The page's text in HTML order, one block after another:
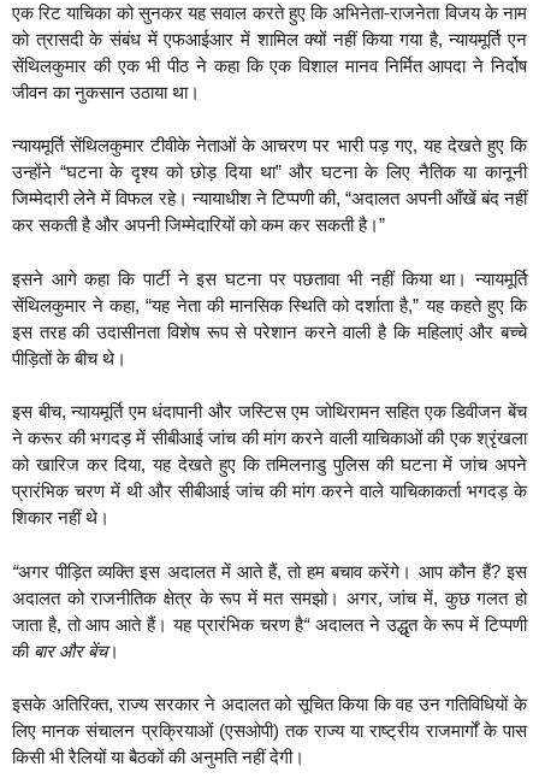
एक रिट याचिका को सुनकर यह सवाल करते हुए कि अभिनेता-राजनेता विजय के नाम
को त्रासदी के संबंध में एफआईआर में शामिल क्यों नहीं किया गया है, न्यायमूर्ति एन
सेंथिलकुमार की एक भी पीठ ने कहा कि एक विशाल मानव निर्मित आपदा ने निर्दोष
जीवन का नुकसान उठाया था।
न्यायमूर्ति सेंथिलकुमार टीवीके नेताओं के आचरण पर भारी पड़ गए, यह देखते हुए कि
उन्होंने “घटना के दृश्य को छोड़ दिया था” और घटना के लिए नैतिक या कानूनी
जिम्मेदारी लेने में विफल रहे। न्यायाधीश ने टिप्पणी की, “अदालत अपनी आँखें बंद नहीं
कर सकती है और अपनी जिम्मेदारियों को कम कर सकती है।”
इसने आगे कहा कि पार्टी ने इस घटना पर पछतावा भी नहीं किया था। न्यायमूर्ति
सेंथिलकुमार ने कहा, “यह नेता की मानसिक स्थिति को दर्शाता है,” यह कहते हुए कि
इस तरह की उदासीनता विशेष रूप से परेशान करने वाली है कि महिलाएं और बच्चे
पीड़ितों के बीच थे।
इस बीच, न्यायमूर्ति एम धंदापानी और जस्टिस एम जोथिरामन सहित एक डिवीजन बेंच
ने करूर की भगदड़ में सीबीआई जांच की मांग करने वाली याचिकाओं की एक श्रृंखला
को खारिज कर दिया, यह देखते हुए कि तमिलनाडु पुलिस की घटना में जांच अपने
प्रारंभिक चरण में थी और सीबीआई जांच की मांग करने वाले याचिकाकर्ता भगदड़ के
शिकार नहीं थे।
“अगर पीड़ित व्यक्ति इस अदालत में आते हैं, तो हम बचाव करेंगे। आप कौन हैं? इस
अदालत को राजनीतिक क्षेत्र के रूप में मत समझो। अगर, जांच में, कुछ गलत हो
जाता है, तो आप आते हैं। यह प्रारंभिक चरण है“अदालत ने उद्धृत के रूप में टिप्पणी
की बार और बेंच।
इसके अतिरिक्त, राज्य सरकार ने अदालत को सूचित किया कि वह उन गतिविधियों के
लिए मानक संचालन प्रक्रियाओं (एसओपी) तक राज्य या राष्ट्रीय राजमार्गों के पास
किसी भी रैलियों या बैठकों की अनुमति नहीं देगी।